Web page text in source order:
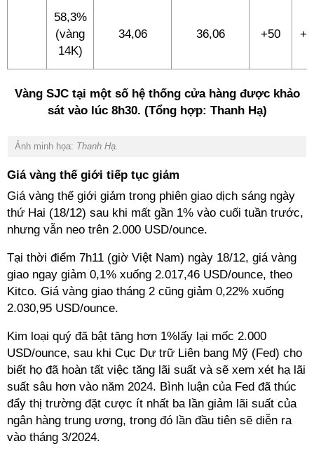
58,3%
(vàng
14K)
34,06 36,06 +50
Vàng SJC tại một số hệ thống cửa hàng được khảo
sát vào lúc 8h30. (Tổng hợp: Thanh Hạ)
Ảnh minh họa: Thanh Hạ.
Giá vàng thế giới tiếp tục giảm
Giá vàng thế giới giảm trong phiên giao dịch sáng ngày
thứ Hai (18/12) sau khi mất gần 1% vào cuối tuần trước,
nhưng vẫn neo trên 2.000 USD/ounce.
Tại thời điểm 7h11 (giờ Việt Nam) ngày 18/12, giá vàng
giao ngay giảm 0,1% xuống 2.017,46 USD/ounce, theo
Kitco. Giá vàng giao tháng 2 cũng giảm 0,22% xuống
2.030,95 USD/ounce.
Kim loại quý đã bật tăng hơn 1%lấy lại mốc 2.000
USD/ounce, sau khi Cục Dự trữ Liên bang Mỹ (Fed) cho
biết họ đã hoàn tất việc tăng lãi suất và sẽ xem xét hạ lãi
suất sâu hơn vào năm 2024. Bình luận của Fed đã thúc
đẩy thị trường đặt cược ít nhất ba lần giảm lãi suất của
ngân hàng trung ương, trong đó lần đầu tiên sẽ diễn ra
vào tháng 3/2024.